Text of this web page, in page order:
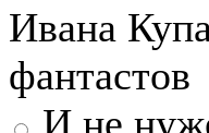
Ивана
фантастов
И не